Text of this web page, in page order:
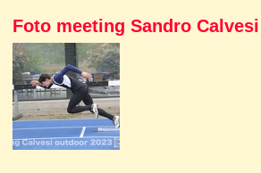
Foto meeting Sandro